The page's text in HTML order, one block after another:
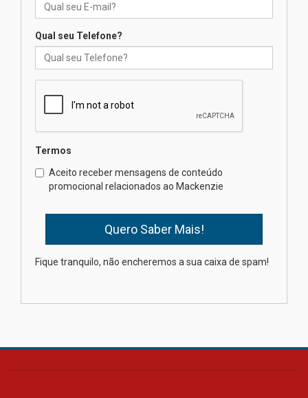
XIII Fórum de Aprendizagem
Transformadora reúne
finalista do Prêmio Jabuti com
obra sobre ética e arquitetura
contemporânea
Mackenzie promove parcerias
Qual seu Telefone?
Termos
Aceito receber mensagens de conteúdo
promocional relacionados ao Mackenzie
Fique tranquilo, não encheremos a sua caixa de spam!